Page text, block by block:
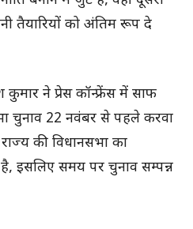
तैयारियों को अंतिम रूप दे
कुमार ने प्रेस कॉन्फ्रेंस में साफ
चुनाव 22 नवंबर से पहले करवा
की विधानसभा का
इसलिए समय पर चुनाव सम्पन्न